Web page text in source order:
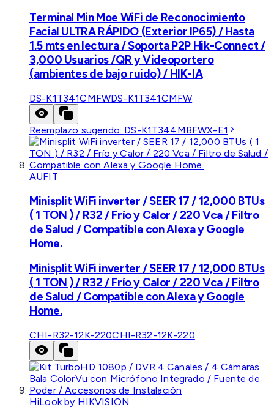
Terminal Min Moe WiFi de Reconocimiento
Facial ULTRA RÁPIDO (Exterior IP65) / Hasta
1.5 mts en lectura / Soporta P2P Hik-Connect /
3,000 Usuarios /QR y Videoportero
(ambientes de bajo ruido) / HIK-IA
DS-K1T341CMFWDS-K1T341CMFW
Reemplazo sugerido: DS-K1T344MBFWX-E1
AUFIT
Minisplit WiFi inverter / SEER 17 / 12,000 BTUs
( 1 TON ) / R32 / Frío y Calor / 220 Vca / Filtro
de Salud / Compatible con Alexa y Google
Home.
Minisplit WiFi inverter / SEER 17 / 12,000 BTUs
( 1 TON ) / R32 / Frío y Calor / 220 Vca / Filtro
de Salud / Compatible con Alexa y Google
Home.
CHI-R32-12K-220CHI-R32-12K-220
HiLook by HIKVISION